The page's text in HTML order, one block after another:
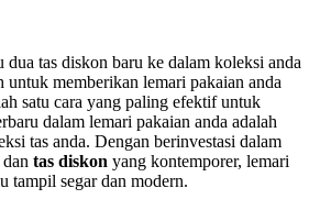
dua tas diskon baru ke dalam koleksi anda
untuk memberikan lemari pakaian anda
satu cara yang paling efektif untuk
dalam lemari pakaian anda adalah
tas anda. Dengan berinvestasi dalam
tas diskon yang kontemporer, lemari
tampil segar dan modern.